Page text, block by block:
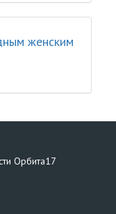
женским